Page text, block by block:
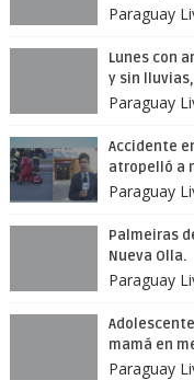
Paraguay
Lunes con
y sin
Paraguay
Accidente
atropelló a
Paraguay
Palmeiras
Nueva Olla.
Paraguay
mamá en
Paraguay